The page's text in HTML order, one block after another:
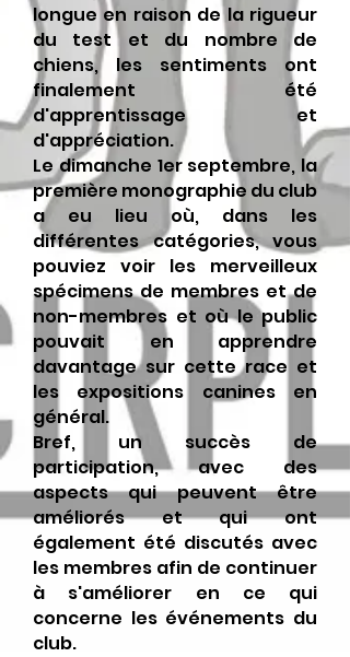
longue en raison de la rigueur
du test et du nombre de
chiens, les sentiments ont
finalement été
d'apprentissage et
d'appréciation.
Le dimanche 1er septembre, la
première monographie du club
a eu lieu où, dans les
différentes catégories, vous
pouviez voir les merveilleux
spécimens de membres et de
non-membres et où le public
pouvait en apprendre
davantage sur cette race et
les expositions canines en
général.
Bref, un succès de
participation, avec des
aspects qui peuvent être
améliorés et qui ont
également été discutés avec
les membres afin de continuer
à s'améliorer en ce qui
concerne les événements du
club.